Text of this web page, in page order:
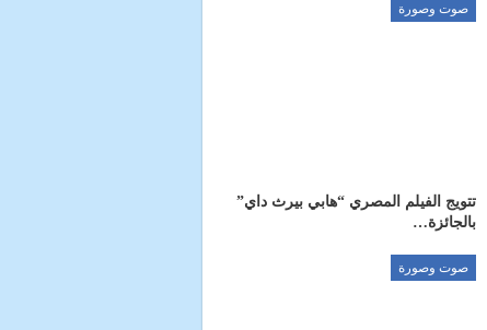
صوت وصورة
تتويج الفيلم المصري “هابي بيرث داي”
بالجائزة…
صوت وصورة